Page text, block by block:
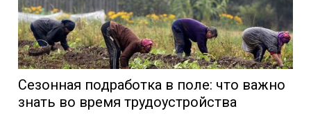
Сезонная подработка в поле: что важно
знать во время трудоустройства